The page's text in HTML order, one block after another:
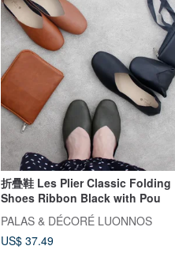
折疊鞋 Les Plier Classic Folding
Shoes Ribbon Black with Pou
PALAS & DÉCORÉ LUONNOS
US$ 37.49